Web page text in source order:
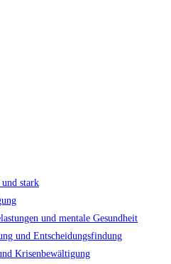
und stark
und mentale Gesundheit
und Entscheidungsfindung
Krisenbewältigung